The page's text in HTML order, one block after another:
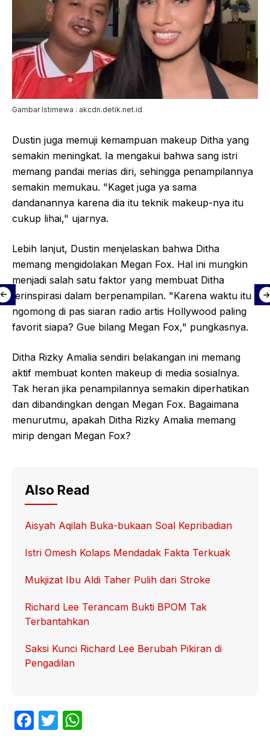
Gambar Istimewa : akcdn.detik.net.id
Dustin juga memuji kemampuan makeup Ditha yang
semakin meningkat. Ia mengakui bahwa sang istri
memang pandai merias diri, sehingga penampilannya
semakin memukau. "Kaget juga ya sama
dandanannya karena dia itu teknik makeup-nya itu
cukup lihai," ujarnya.
Lebih lanjut, Dustin menjelaskan bahwa Ditha
memang mengidolakan Megan Fox. Hal ini mungkin
menjadi salah satu faktor yang membuat Ditha
terinspirasi dalam berpenampilan. "Karena waktu itu
ngomong di pas siaran radio artis Hollywood paling
favorit siapa? Gue bilang Megan Fox," pungkasnya.
Ditha Rizky Amalia sendiri belakangan ini memang
aktif membuat konten makeup di media sosialnya.
Tak heran jika penampilannya semakin diperhatikan
dan dibandingkan dengan Megan Fox. Bagaimana
menurutmu, apakah Ditha Rizky Amalia memang
mirip dengan Megan Fox?
Also Read
Aisyah Aqilah Buka-bukaan Soal Kepribadian
Istri Omesh Kolaps Mendadak Fakta Terkuak
Mukjizat Ibu Aldi Taher Pulih dari Stroke
Richard Lee Terancam Bukti BPOM Tak
Terbantahkan
Saksi Kunci Richard Lee Berubah Pikiran di
Pengadilan
F
T